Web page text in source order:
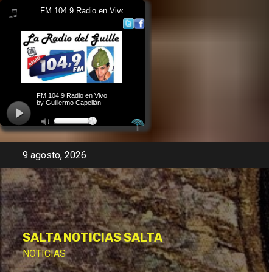
content
9 agosto, 2026
SALTA NOTICIAS SALTA
NOTICIAS